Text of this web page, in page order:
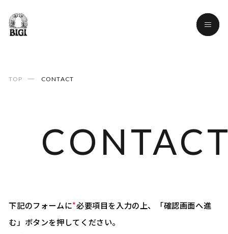
TOP CONTACT
下記のフォームに*必要項目を入力の上、「確認画面へ進
む」ボタンを押してください。